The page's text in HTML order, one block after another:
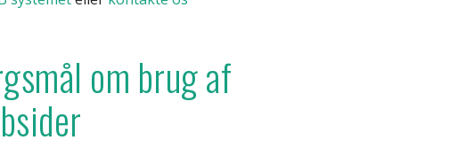
om brug af